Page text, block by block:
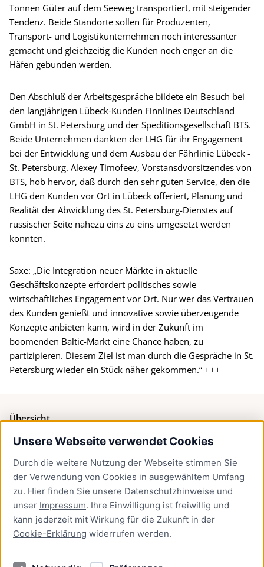
Unsere Webseite verwendet Cookies
Durch die weitere Nutzung der Webseite stimmen Sie
der Verwendung von Cookies in ausgewähltem Umfang
zu. Hier finden Sie unsere Datenschutzhinweise und
unser Impressum. Ihre Einwilligung ist freiwillig und
kann jederzeit mit Wirkung für die Zukunft in der
Cookie-Erklärung widerrufen werden.
Tonnen Güter auf dem Seeweg transportiert, mit steigender
Tendenz. Beide Standorte sollen für Produzenten,
Transport- und Logistikunternehmen noch interessanter
gemacht und gleichzeitig die Kunden noch enger an die
Häfen gebunden werden.
Den Abschluß der Arbeitsgespräche bildete ein Besuch bei
den langjährigen Lübeck-Kunden Finnlines Deutschland
GmbH in St. Petersburg und der Speditionsgesellschaft BTS.
Beide Unternehmen dankten der LHG für ihr Engagement
bei der Entwicklung und dem Ausbau der Fährlinie Lübeck -
St. Petersburg. Alexey Timofeev, Vorstansdvorsitzendes von
BTS, hob hervor, daß durch den sehr guten Service, den die
LHG den Kunden vor Ort in Lübeck offeriert, Planung und
Realität der Abwicklung des St. Petersburg-Dienstes auf
russischer Seite nahezu eins zu eins umgesetzt werden
konnten.
Saxe: „Die Integration neuer Märkte in aktuelle
Geschäftskonzepte erfordert politisches sowie
wirtschaftliches Engagement vor Ort. Nur wer das Vertrauen
des Kunden genießt und innovative sowie überzeugende
Konzepte anbieten kann, wird in der Zukunft im
boomenden Baltic-Markt eine Chance haben, zu
partizipieren. Diesem Ziel ist man durch die Gespräche in St.
Petersburg wieder ein Stück näher gekommen.“ +++
Übersicht
Bürgerservice
Presse
Newsletter Lübeck:kompakt
Kontakt
Kontakt